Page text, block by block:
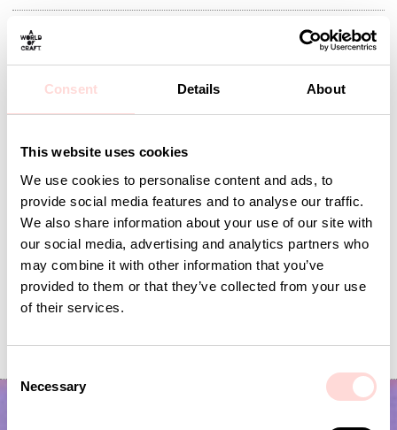
Consent Details About
This website uses cookies
We use cookies to personalise content and ads, to
provide social media features and to analyse our traffic.
We also share information about your use of our site with
our social media, advertising and analytics partners who
may combine it with other information that you’ve
provided to them or that they’ve collected from your use
of their services.
Necessary